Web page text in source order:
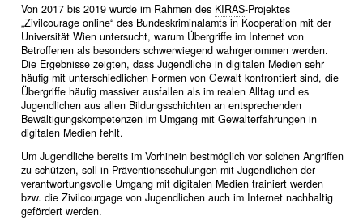
Von 2017 bis 2019 wurde im Rahmen des KIRAS-Projektes
„Zivilcourage online“ des Bundeskriminalamts in Kooperation mit der
Universität Wien untersucht, warum Übergriffe im Internet von
Betroffenen als besonders schwerwiegend wahrgenommen werden.
Die Ergebnisse zeigten, dass Jugendliche in digitalen Medien sehr
häufig mit unterschiedlichen Formen von Gewalt konfrontiert sind, die
Übergriffe häufig massiver ausfallen als im realen Alltag und es
Jugendlichen aus allen Bildungsschichten an entsprechenden
Bewältigungskompetenzen im Umgang mit Gewalterfahrungen in
digitalen Medien fehlt.
Um Jugendliche bereits im Vorhinein bestmöglich vor solchen Angriffen
zu schützen, soll in Präventionsschulungen mit Jugendlichen der
verantwortungsvolle Umgang mit digitalen Medien trainiert werden
bzw. die Zivilcourgage von Jugendlichen auch im Internet nachhaltig
gefördert werden.